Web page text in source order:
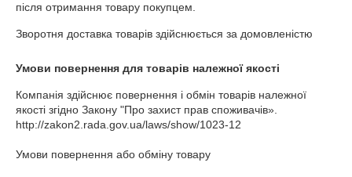
після отримання товару покупцем.
Зворотня доставка товарів здійснюється за домовленістю
Умови повернення для товарів належної якості
Компанія здійснює повернення і обмін товарів належної
якості згідно Закону "Про захист прав споживачів».
http://zakon2.rada.gov.ua/laws/show/1023-12
Умови повернення або обміну товару